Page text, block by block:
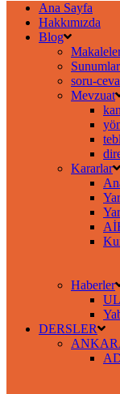
Ana Sayfa
Hakkımızda
Blog
Sunumlar
soru-
Mevzuat
Kararlar
Haberler
DERSLER